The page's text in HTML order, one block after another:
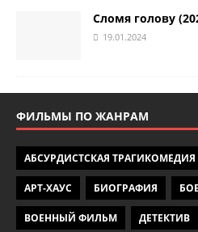
Сломя голову
19.01.2024
ФИЛЬМЫ ПО ЖАНРАМ
АБСУРДИСТСКАЯ ТРАГИКОМЕДИЯ
АРТ-ХАУС БИОГРАФИЯ
ВОЕННЫЙ ФИЛЬМ ДЕТЕКТИВ